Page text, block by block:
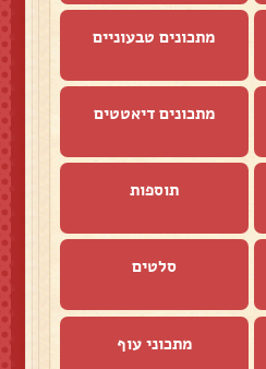
מתכונים טבעוניים
מתכונים דיאטטים
תוספות
סלטים
מתכוני עוף